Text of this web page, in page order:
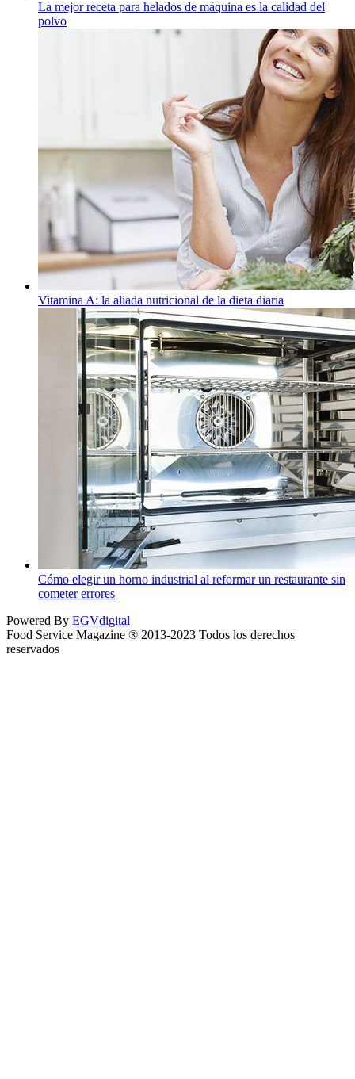
La mejor receta para helados de máquina es la calidad del
polvo
Vitamina A: la aliada nutricional de la dieta diaria
Cómo elegir un horno industrial al reformar un restaurante sin
cometer errores
Powered By EGVdigital
Food Service Magazine ® 2013-2023 Todos los derechos
reservados